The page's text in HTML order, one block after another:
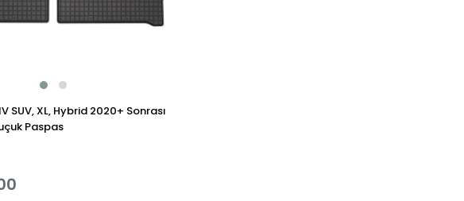
SUV, XL, Hybrid 2020+ Sonrası
Paspas